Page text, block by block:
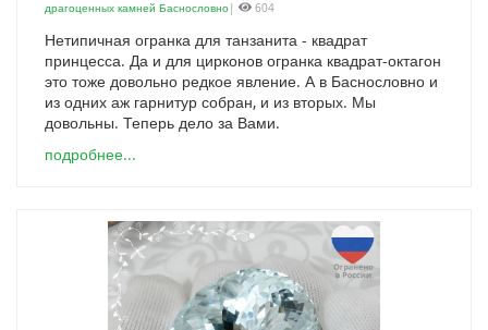
драгоценных камней Баснословно| 604
Нетипичная огранка для танзанита - квадрат
принцесса. Да и для цирконов огранка квадрат-октагон
это тоже довольно редкое явление. А в Баснословно и
из одних аж гарнитур собран, и из вторых. Мы
довольны. Теперь дело за Вами.
подробнее...